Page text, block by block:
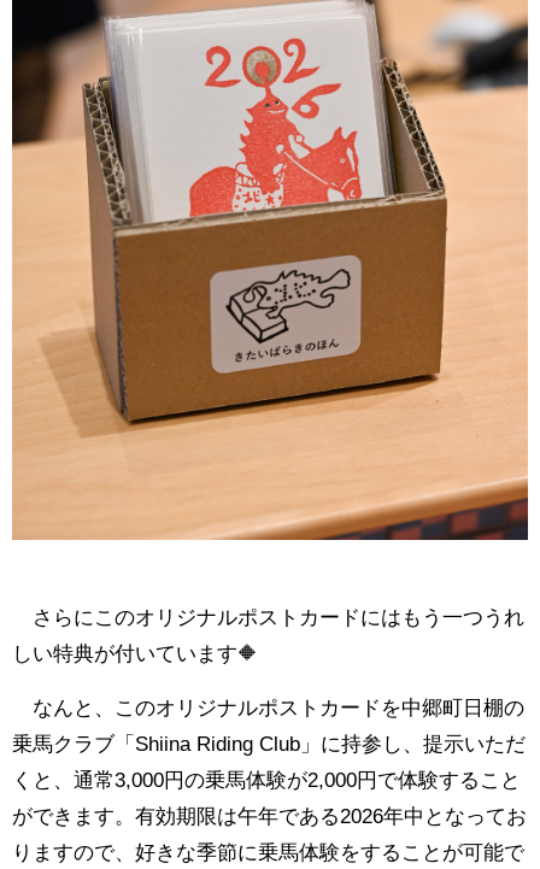
さらにこのオリジナルポストカードにはもう一つうれ
しい特典が付いています🔶
なんと、このオリジナルポストカードを中郷町日棚の
乗馬クラブ「Shiina Riding Club」に持参し、提示いただ
くと、通常3,000円の乗馬体験が2,000円で体験すること
ができます。有効期限は午年である2026年中となってお
りますので、好きな季節に乗馬体験をすることが可能で